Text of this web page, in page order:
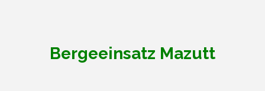
Bergeeinsatz Mazutt